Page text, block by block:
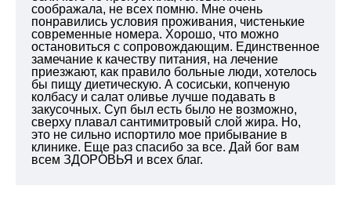
соображала, не всех помню. Мне очень
понравились условия проживания, чистенькие
современные номера. Хорошо, что можно
остановиться с сопровождающим. Единственное
замечание к качеству питания, на лечение
приезжают, как правило больные люди, хотелось
бы пищу диетическую. А сосиськи, копченую
колбасу и салат оливье лучше подавать в
закусочных. Суп был есть было не возможно,
сверху плавал сантимитровый слой жира. Но,
это не сильно испортило мое прибывание в
клинике. Еще раз спасибо за все. Дай бог вам
всем ЗДОРОВЬЯ и всех благ.